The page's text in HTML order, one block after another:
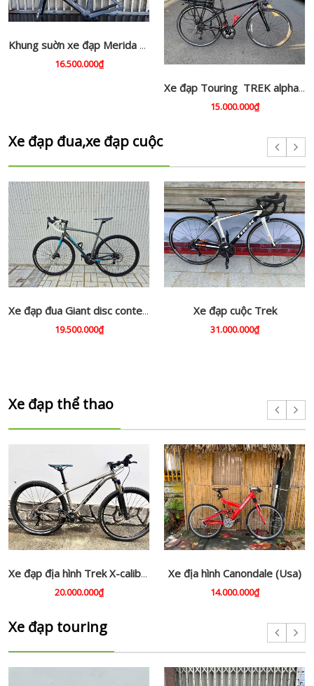
Khung suờn xe đạp Merida Recto ,cacbon chính hãng
16.500.000₫
Xe đạp Touring TREK alpha 7.5 . USA , trợ lực
15.000.000₫
Xe đạp đua,xe đạp cuộc
Xe đạp đua Giant disc contend SL2
19.500.000₫
Xe đạp cuộc Trek
31.000.000₫
Xe đạp thể thao
Xe đạp địa hình Trek X-caliber8 (Usa)
20.000.000₫
Xe địa hình Canondale (Usa)
14.000.000₫
Xe đạp touring